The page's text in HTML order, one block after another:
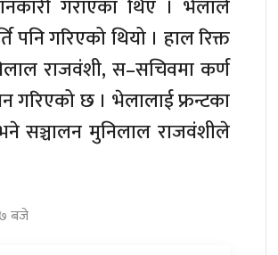
गराएका थिए । भेलाले
पनि गरिएको थियो । हाल रिक्त
राजवंशी, स–सचिवमा कर्ण
गरिएको छ । भेलालाई फ्रन्टका
सञ्चालन मुनिलाल राजवंशीले
बजे